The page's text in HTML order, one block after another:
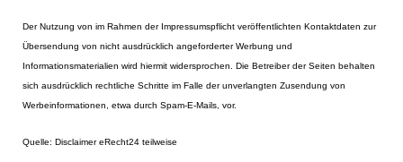
Der Nutzung von im Rahmen der Impressumspflicht veröffentlichten Kontaktdaten zur
Übersendung von nicht ausdrücklich angeforderter Werbung und
Informationsmaterialien wird hiermit widersprochen. Die Betreiber der Seiten behalten
sich ausdrücklich rechtliche Schritte im Falle der unverlangten Zusendung von
Werbeinformationen, etwa durch Spam-E-Mails, vor.
Quelle: Disclaimer eRecht24 teilweise